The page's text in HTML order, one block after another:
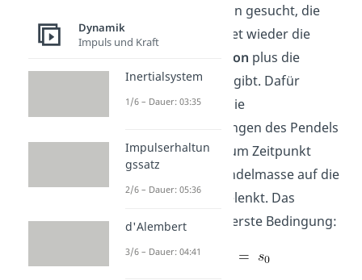
wird eine Funktion gesucht, die
zweimal abgeleitet wieder die
Ursprungsfunktion plus die
Konstante
ergibt. Dafür
müssen wir auf die
Anfangsbedingungen des Pendels
zurückgreifen. Zum Zeitpunkt
ist die Pendelmasse auf die
Position
ausgelenkt. Das
bedeutet für die erste Bedingung:
Dynamik
Impuls und Kraft
Inertialsystem
1/6 – Dauer: 03:35
Impulserhaltun
gssatz
2/6 – Dauer: 05:36
d'Alembert
3/6 – Dauer: 04:41